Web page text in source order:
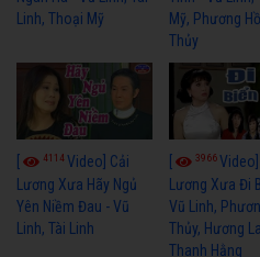
Linh, Thoại Mỹ
Mỹ, Phương
Thủy
4114Video] Cải
Lương Xưa Hãy Ngủ
Yên Niềm Đau - Vũ
Linh, Tài Linh
3966
Lương Xưa Đi
Vũ Linh,
Thủy, Hương
Thanh Hằng